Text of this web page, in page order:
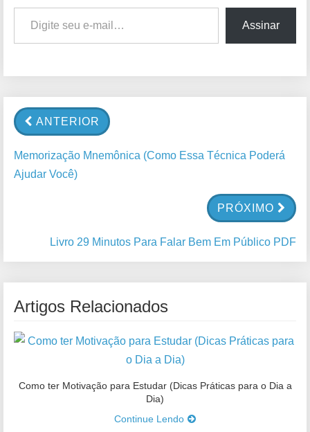
Digite seu e-mail…
Assinar
ANTERIOR
Memorização Mnemônica (Como Essa Técnica Poderá
Ajudar Você)
PRÓXIMO
Livro 29 Minutos Para Falar Bem Em Público PDF
Artigos Relacionados
Como ter Motivação para Estudar (Dicas Práticas para o Dia a
Dia)
Continue Lendo